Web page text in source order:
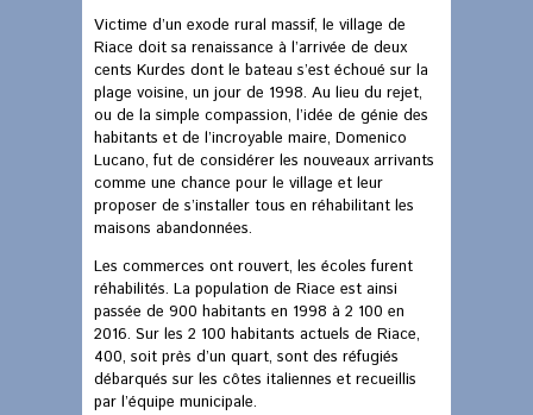
Victime d’un exode rural massif, le village de
Riace doit sa renaissance à l’arrivée de deux
cents Kurdes dont le bateau s’est échoué sur la
plage voisine, un jour de 1998. Au lieu du rejet,
ou de la simple compassion, l’idée de génie des
habitants et de l’incroyable maire, Domenico
Lucano, fut de considérer les nouveaux arrivants
comme une chance pour le village et leur
proposer de s’installer tous en réhabilitant les
maisons abandonnées.
Les commerces ont rouvert, les écoles furent
réhabilités. La population de Riace est ainsi
passée de 900 habitants en 1998 à 2 100 en
2016. Sur les 2 100 habitants actuels de Riace,
400, soit près d’un quart, sont des réfugiés
débarqués sur les côtes italiennes et recueillis
par l’équipe municipale.